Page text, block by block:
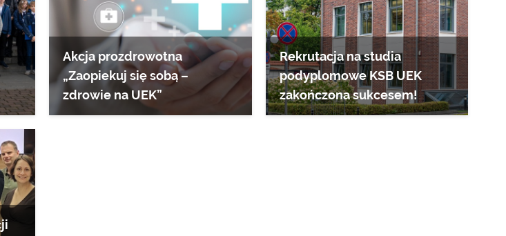
Akcja prozdrowotna
„Zaopiekuj się sobą –
zdrowie na UEK”
Rekrutacja na studia
podyplomowe KSB UEK
zakończona sukcesem!